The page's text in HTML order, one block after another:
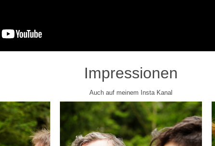
Impressionen
Auch auf meinem Insta Kanal